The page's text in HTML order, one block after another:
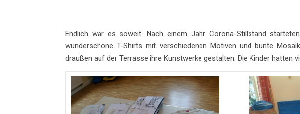
Endlich war es soweit. Nach einem Jahr Corona-Stillstand
wunderschöne T-Shirts mit verschiedenen Motiven und bunte
draußen auf der Terrasse ihre Kunstwerke gestalten. Die Kinder hatten